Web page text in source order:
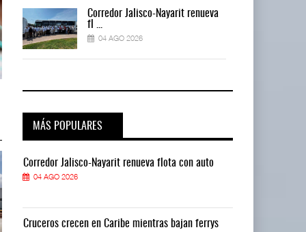
IT-ANÁLISIS: Mercado Pago acelera
04 AGO 2026
IT-ANÁLISIS: Mercado Pago
Corredor Jalisco-Nayarit renueva
fl ...
04 AGO 2026
MÁS POPULARES
Corredor Jalisco-Nayarit renueva flota con auto
04 AGO 2026
Cruceros crecen en Caribe mientras bajan ferrys